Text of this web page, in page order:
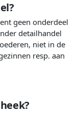
geen onderdeel
detailhandel
niet in de
resp. aan